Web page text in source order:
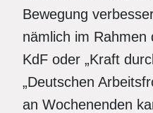
Bewegung
nämlich im
KdF oder „Kraft
„Deutschen
an Wochenenden